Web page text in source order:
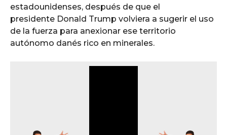
estadounidenses, después de que el
presidente Donald Trump volviera a sugerir el uso
de la fuerza para anexionar ese territorio
autónomo danés rico en minerales.